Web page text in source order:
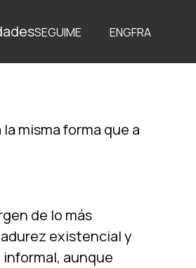
SEGUIME ENGFRA
misma forma que a
de lo más
existencial y
aunque